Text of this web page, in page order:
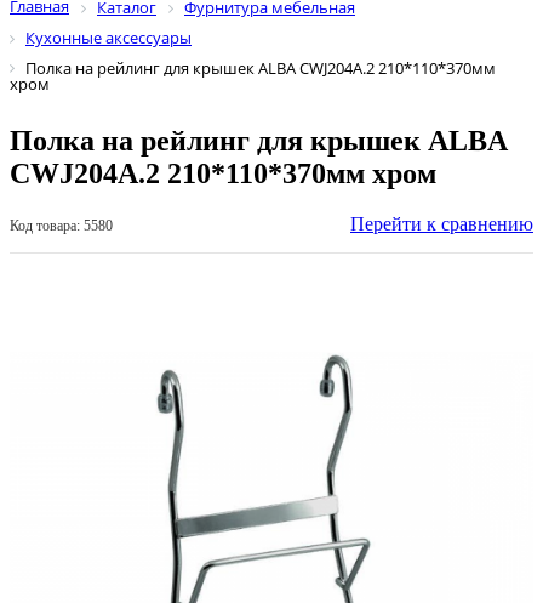
Главная Каталог
Фурнитура мебельная
Кухонные аксессуары
Полка на рейлинг для крышек ALBA CWJ204A.2 210*110*370мм
хром
Полка на рейлинг для крышек ALBA
CWJ204A.2 210*110*370мм хром
Код товара: 5580 Перейти к сравнению